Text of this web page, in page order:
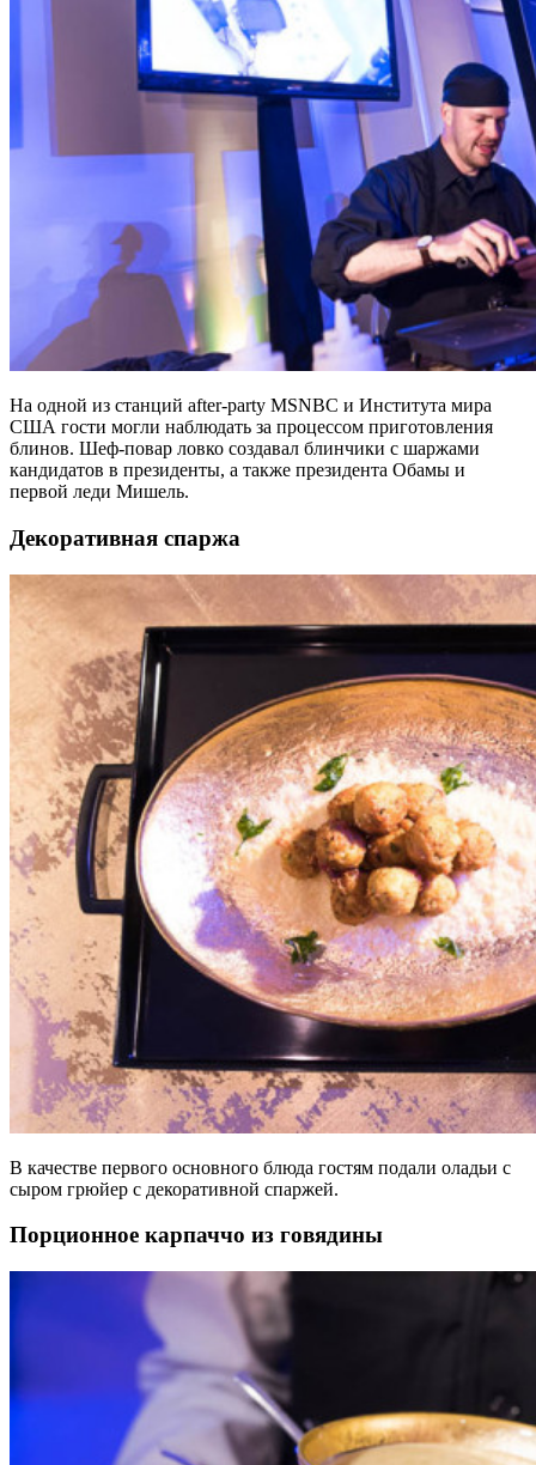
На одной из станций after-party MSNBC и Института мира
США гости могли наблюдать за процессом приготовления
блинов. Шеф-повар ловко создавал блинчики с шаржами
кандидатов в президенты, а также президента Обамы и
первой леди Мишель.
Декоративная спаржа
В качестве первого основного блюда гостям подали оладьи с
сыром грюйер с декоративной спаржей.
Порционное карпаччо из говядины